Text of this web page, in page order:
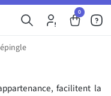
0
facilitent la